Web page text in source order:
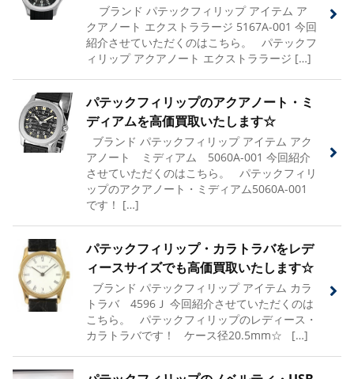
ブランド パテックフィリップ アイテム ア
クアノート エクストララージ 5167A-001 今回
紹介させていただくのはこちら。 パテックフ
ィリップ アクアノート エクストララージ […]
パテックフィリップのアクアノート・ミ
ディアムを高価買取いたします☆
ブランド パテックフィリップ アイテム アク
アノート ミディアム 5060A-001 今回紹介
させていただくのはこちら。 パテックフィリ
ップのアクアノート・ミディアム5060A-001
です！ […]
パテックフィリップ・カラトラバをレデ
ィースサイズでも高価買取いたします☆
ブランド パテックフィリップ アイテム カラ
トラバ 4596Ｊ 今回紹介させていただくのは
こちら。 パテックフィリップのレディース・
カラトラバです！ ケース径20.5mm☆ […]